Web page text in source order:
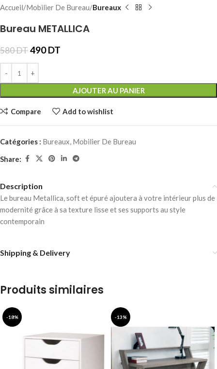
Accueil Mobilier De Bureau Bureaux
Bureau METALLICA
580DT490DT
AJOUTER AU PANIER
Compare Add to wishlist
Catégories : Bureaux, Mobilier De Bureau
Share:
Description
Le bureau Metallica, soft et épuré ajoutera à votre intérieur plus de
modernité grâce à sa texture lisse et ses supports au style
contemporain
Shipping & Delivery
Produits similaires
-18% -13%